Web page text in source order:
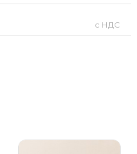
с НДС